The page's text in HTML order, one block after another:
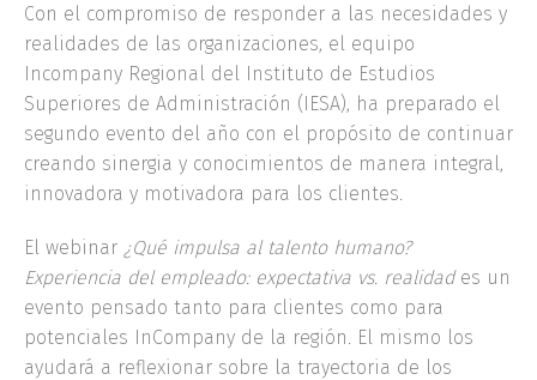
Con el compromiso de responder a las necesidades y
realidades de las organizaciones, el equipo
Incompany Regional del Instituto de Estudios
Superiores de Administración (IESA), ha preparado el
segundo evento del año con el propósito de continuar
creando sinergia y conocimientos de manera integral,
innovadora y motivadora para los clientes.
El webinar ¿Qué impulsa al talento humano?
Experiencia del empleado: expectativa vs. realidades un
evento pensado tanto para clientes como para
potenciales InCompany de la región. El mismo los
ayudará a reflexionar sobre la trayectoria de los